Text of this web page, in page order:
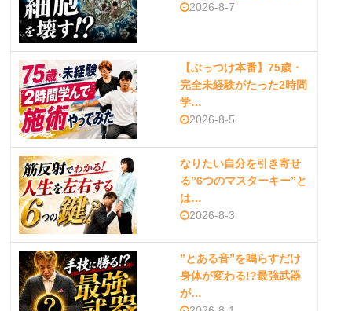
2026-8-7
【ぶっつけ本番】75歳・
完全未経験がたった2時間
学…
2026-8-5
なりたい自分を引き寄せ
る”6つのマスターキー”と
は…
2026-8-3
”とある音”を鳴らすだけ
身体が変わる!?最強武器
が…